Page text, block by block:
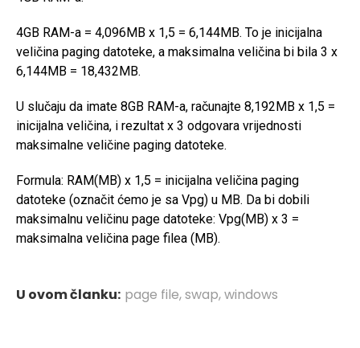
4GB RAM-a = 4,096MB x 1,5 = 6,144MB. To je inicijalna
veličina paging datoteke, a maksimalna veličina bi bila 3 x
6,144MB = 18,432MB.
U slučaju da imate 8GB RAM-a, računajte 8,192MB x 1,5 =
inicijalna veličina, i rezultat x 3 odgovara vrijednosti
maksimalne veličine paging datoteke.
Formula: RAM(MB) x 1,5 = inicijalna veličina paging
datoteke (označit ćemo je sa Vpg) u MB. Da bi dobili
maksimalnu veličinu page datoteke: Vpg(MB) x 3 =
maksimalna veličina page filea (MB).
U ovom članku: page file,swap,windows